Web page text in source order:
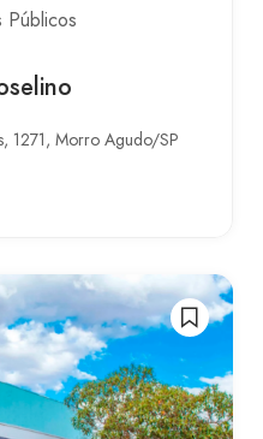
Públicos
1271, Morro Agudo/SP